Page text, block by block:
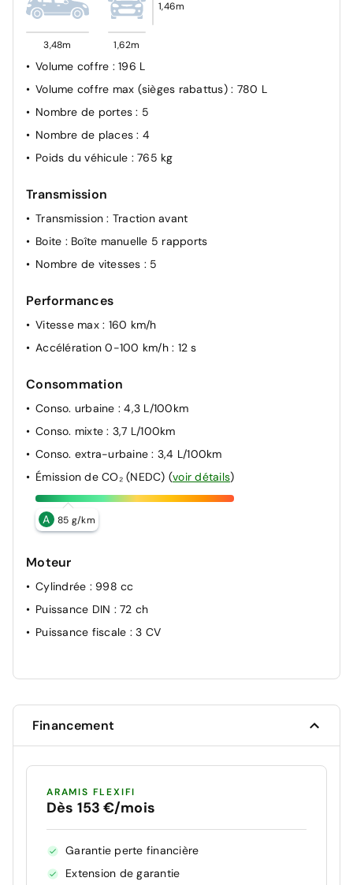
3,48m 1,62m
1,46m
Volume coffre : 196 L
Volume coffre max (sièges rabattus) : 780 L
Nombre de portes: 5
Nombre de places: 4
Poids du véhicule : 765 kg
Transmission
Transmission: Traction avant
Boite : Boîte manuelle 5 rapports
Nombre de vitesses : 5
Performances
Vitesse max : 160 km/h
Accélération 0-100 km/h : 12 s
Consommation
Conso. urbaine : 4,3 L/100km
Conso. mixte: 3,7 L/100km
Conso. extra-urbaine: 3,4 L/100km
Émission de CO₂ (NEDC) (voir détails)
A 85 g/km
Moteur
Cylindrée : 998 cc
Puissance DIN : 72 ch
Puissance fiscale : 3 CV
Financement
ARAMIS FLEXIFI
Dès 153 €/mois
Garantie perte financière
Extension de garantie